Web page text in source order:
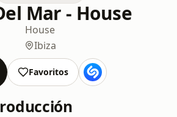
Mar - House
House
Ibiza
Favoritos